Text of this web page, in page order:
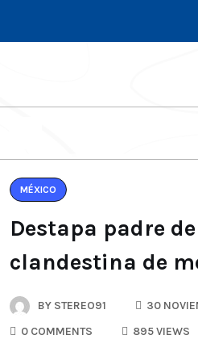
MÉXICO
Destapa padre
clandestina de
BY STEREO91
30
0 COMMENTS
895 VIEWS